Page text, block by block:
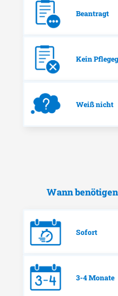
Beantragt
Kein
Weiß nicht
Wann
Sofort
3-4 Monate